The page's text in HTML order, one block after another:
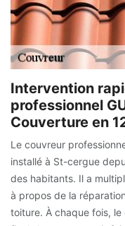
Intervention
professionnel
Couverture en
Le couvreur
installé à St-cergue
des habitants. Il a
à propos de la
toiture. À chaque fois,